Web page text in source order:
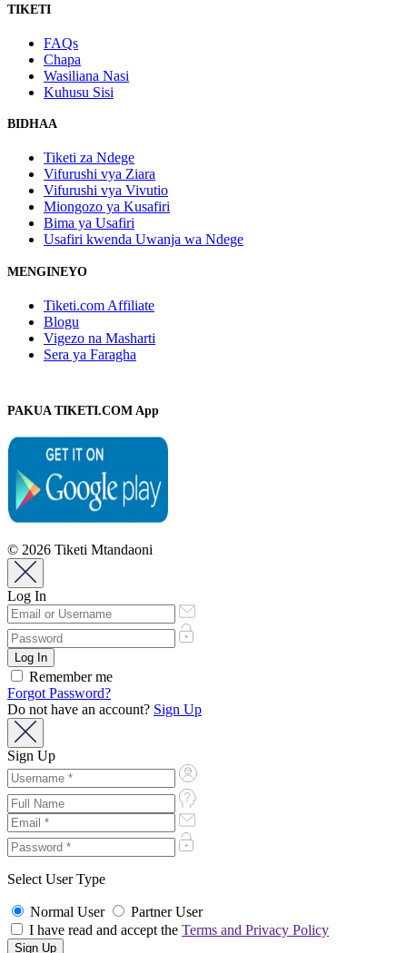
TIKETI
FAQs
Chapa
Wasiliana Nasi
Kuhusu Sisi
BIDHAA
Tiketi za Ndege
Vifurushi vya Ziara
Vifurushi vya Vivutio
Miongozo ya Kusafiri
Bima ya Usafiri
Usafiri kwenda Uwanja wa Ndege
MENGINEYO
Tiketi.com Affiliate
Blogu
Vigezo na Masharti
Sera ya Faragha
PAKUA TIKETI.COM App
© 2026 Tiketi Mtandaoni
Log In
Remember me
Forgot Password?
Do not have an account? Sign Up
Sign Up
Select User Type
Normal User
Partner User
I have read and accept the Terms and Privacy Policy